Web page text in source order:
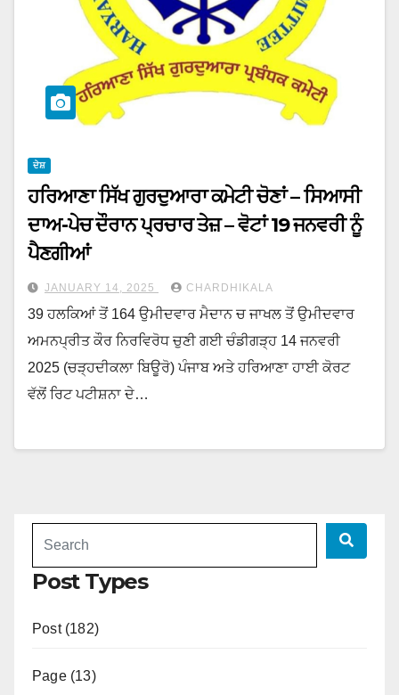
ਦੇਸ਼
ਹਰਿਆਣਾ ਸਿੱਖ ਗੁਰਦੁਆਰਾ ਕਮੇਟੀ ਚੋਣਾਂ – ਸਿਆਸੀ
ਦਾਅ-ਪੇਚ ਦੌਰਾਨ ਪ੍ਰਚਾਰ ਤੇਜ਼ – ਵੋਟਾਂ 19 ਜਨਵਰੀ ਨੂੰ
ਪੈਣਗੀਆਂ
JANUARY 14, 2025 CHARDHIKALA
39 ਹਲਕਿਆਂ ਤੋਂ 164 ਉਮੀਦਵਾਰ ਮੈਦਾਨ ਚ ਜਾਖਲ ਤੋਂ ਉਮੀਦਵਾਰ
ਅਮਨਪ੍ਰੀਤ ਕੌਰ ਨਿਰਵਿਰੋਧ ਚੁਣੀ ਗਈ ਚੰਡੀਗੜ੍ਹ 14 ਜਨਵਰੀ
2025 (ਚੜ੍ਹਦੀਕਲਾ ਬਿਊਰੋ) ਪੰਜਾਬ ਅਤੇ ਹਰਿਆਣਾ ਹਾਈ ਕੋਰਟ
ਵੱਲੋਂ ਰਿਟ ਪਟੀਸ਼ਨਾ ਦੇ…
Post Types
Post (182)
Page (13)